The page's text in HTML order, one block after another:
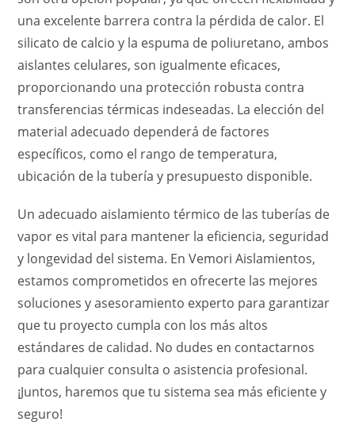
una excelente barrera contra la pérdida de calor. El
silicato de calcio y la espuma de poliuretano, ambos
aislantes celulares, son igualmente eficaces,
proporcionando una protección robusta contra
transferencias térmicas indeseadas. La elección del
material adecuado dependerá de factores
específicos, como el rango de temperatura,
ubicación de la tubería y presupuesto disponible.
Un adecuado aislamiento térmico de las tuberías de
vapor es vital para mantener la eficiencia, seguridad
y longevidad del sistema. En Vemori Aislamientos,
estamos comprometidos en ofrecerte las mejores
soluciones y asesoramiento experto para garantizar
que tu proyecto cumpla con los más altos
estándares de calidad. No dudes en contactarnos
para cualquier consulta o asistencia profesional.
¡Juntos, haremos que tu sistema sea más eficiente y
seguro!